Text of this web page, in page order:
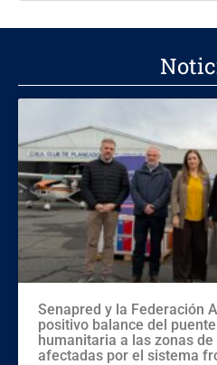
Senapred y la Federación
positivo balance del
humanitaria a las zonas
afectadas por el sistema